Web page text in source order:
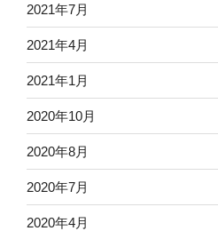
2021年7月
2021年4月
2021年1月
2020年10月
2020年8月
2020年7月
2020年4月